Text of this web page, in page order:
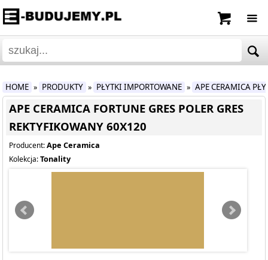
HOME » PRODUKTY » PŁYTKI IMPORTOWANE » APE CERAMICA
APE CERAMICA FORTUNE GRES POLER GRES
REKTYFIKOWANY 60X120
Producent:Ape Ceramica
Kolekcja:Tonality